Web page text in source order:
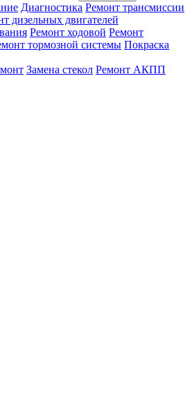
Диагностика Ремонт трансмиссии
дизельных двигателей
Ремонт ходовой Ремонт
тормозной системы Покраска
Замена стекол Ремонт АКПП